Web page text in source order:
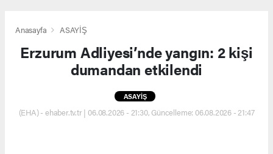
Anasayfa ASAYİŞ
Erzurum Adliyesi’nde yangın: 2 kişi
dumandan etkilendi
ASAYİŞ
(EHA) - ehaber.tv.tr | 06.08.2026 - 21:30, Güncelleme: 06.08.2026 - 21:47